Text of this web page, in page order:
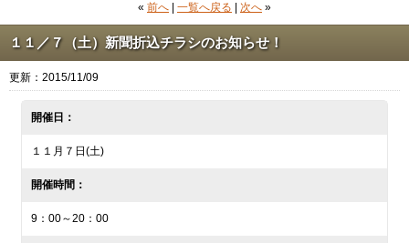
« 前へ 一覧へ戻る 次へ »
１１／７（土）新聞折込チラシのお知らせ！
更新：2015/11/09
開催日：
１１月７日(土)
開催時間：
9：00～20：00